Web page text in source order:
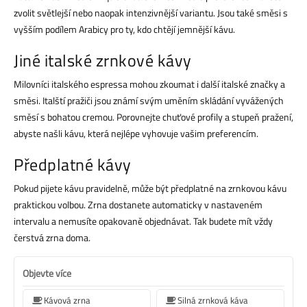
zvolit světlejší nebo naopak intenzivnější variantu. Jsou také směsi s
vyšším podílem Arabicy pro ty, kdo chtějí jemnější kávu.
Jiné italské zrnkové kávy
Milovníci italského espressa mohou zkoumat i další italské značky a
směsi. Italští pražiči jsou známí svým uměním skládání vyvážených
směsí s bohatou cremou. Porovnejte chuťové profily a stupeň pražení,
abyste našli kávu, která nejlépe vyhovuje vašim preferencím.
Předplatné kávy
Pokud pijete kávu pravidelně, může být předplatné na zrnkovou kávu
praktickou volbou. Zrna dostanete automaticky v nastaveném
intervalu a nemusíte opakovaně objednávat. Tak budete mít vždy
čerstvá zrna doma.
Objevte více
Kávová zrna Silná zrnková káva